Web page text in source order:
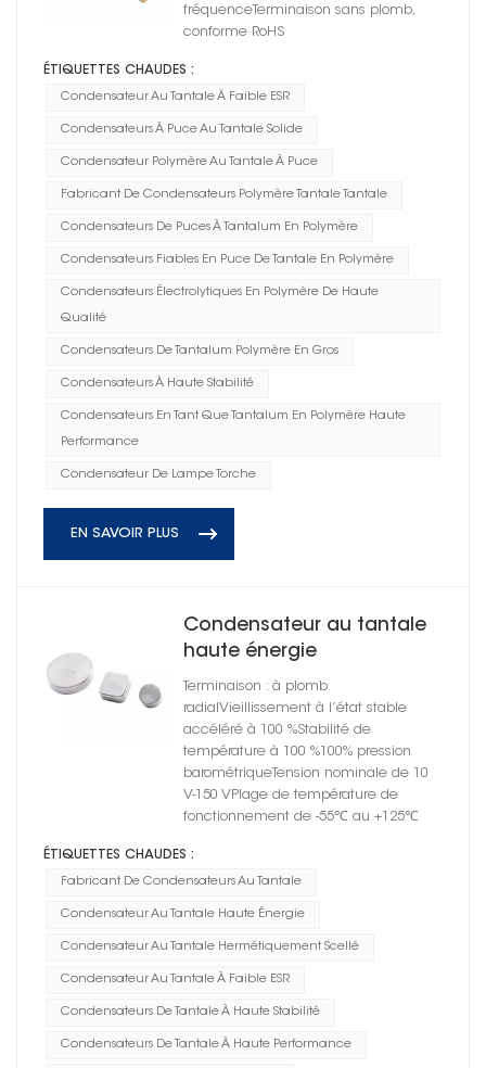
fréquenceTerminaison sans plomb,
conforme RoHS
ÉTIQUETTES CHAUDES :
Condensateur Au Tantale À Faible ESR
Condensateurs À Puce Au Tantale Solide
Condensateur Polymère Au Tantale À Puce
Fabricant De Condensateurs Polymère Tantale Tantale
Condensateurs De Puces À Tantalum En Polymère
Condensateurs Fiables En Puce De Tantale En Polymère
Condensateurs Électrolytiques En Polymère De Haute
Qualité
Condensateurs De Tantalum Polymère En Gros
Condensateurs À Haute Stabilité
Condensateurs En Tant Que Tantalum En Polymère Haute
Performance
Condensateur De Lampe Torche
EN SAVOIR PLUS
Condensateur au tantale
haute énergie
hermétiquement scellé
Terminaison : à plomb
radialVieillissement à l’état stable
accéléré à 100 %Stabilité de
température à 100 %100% pression
barométriqueTension nominale de 10
V-150 VPlage de température de
fonctionnement de -55℃ au +125℃
ÉTIQUETTES CHAUDES :
Fabricant De Condensateurs Au Tantale
Condensateur Au Tantale Haute Énergie
Condensateur Au Tantale Hermétiquement Scellé
Condensateur Au Tantale À Faible ESR
Condensateurs De Tantale À Haute Stabilité
Condensateurs De Tantale À Haute Performance